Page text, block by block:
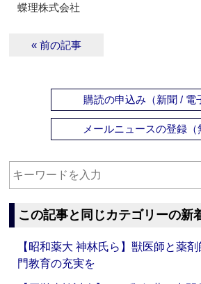
蝶理株式会社
« 前の記事
購読の申込み（新聞 / 電
メールニュースの登録（
この記事と同じカテゴリーの新
【昭和薬大 神林氏ら】獣医師と薬
門教育の充実を